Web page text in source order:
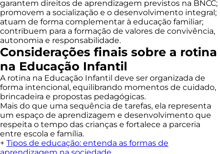
garantem direitos de aprendizagem previstos na BNCC;
promovem a socialização e o desenvolvimento integral;
atuam de forma complementar à educação familiar;
contribuem para a formação de valores de convivência,
autonomia e responsabilidade.
Considerações finais sobre a rotina
na Educação Infantil
A rotina na Educação Infantil deve ser organizada de
forma intencional, equilibrando momentos de cuidado,
brincadeira e propostas pedagógicas.
Mais do que uma sequência de tarefas, ela representa
um espaço de aprendizagem e desenvolvimento que
respeita o tempo das crianças e fortalece a parceria
entre escola e família.
+ Tipos de educação: entenda as formas de